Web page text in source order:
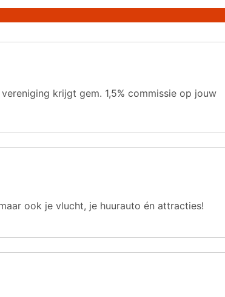
krijgt gem. 1,5% commissie op jouw
ook je vlucht, je huurauto én attracties!